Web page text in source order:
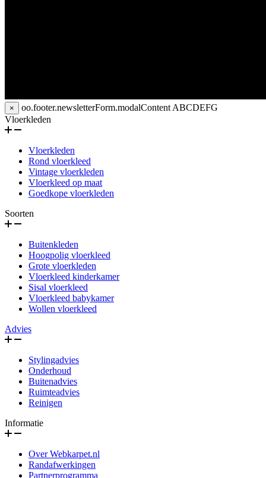
× oo.footer.newsletterForm.modalContent ABCDEFG
Vloerkleden
Vloerkleden
Rond vloerkleed
Vintage vloerkleden
Vloerkleed op maat
Goedkope vloerkleden
Soorten
Buitenkleden
Hoogpolig vloerkleed
Grote vloerkleden
Vloerkleed kinderkamer
Sisal vloerkleed
Vloerkleed babykamer
Wollen vloerkleed
Advies
Stylingadvies
Onderhoud
Buitenadvies
Ruimteadvies
Reinigen
Informatie
Over Webkarpet.nl
Randafwerkingen
Partnerprogramma